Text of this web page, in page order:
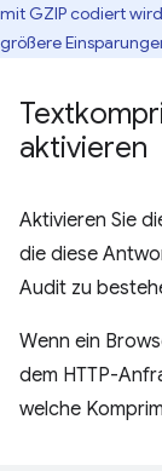
mit GZIP codiert
größere
aktivieren
Aktivieren Sie
die diese
Audit zu
Wenn ein
dem HTTP-
welche